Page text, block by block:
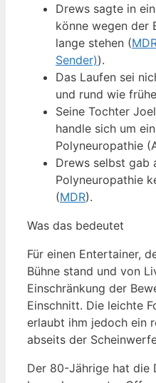
Drews sagte in
könne wegen der
lange stehen (
Sender)).
Das Laufen sei
und rund wie
Seine Tochter
handle sich um
Polyneuropathie
Drews selbst gab
Polyneuropathie
(MDR).
Was das bedeutet
Für einen Entertainer,
Bühne stand und von
Einschränkung der
Einschnitt. Die leichte
erlaubt ihm jedoch ein
abseits der
Der 80-Jährige hat die